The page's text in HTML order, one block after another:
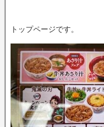
トップページです。